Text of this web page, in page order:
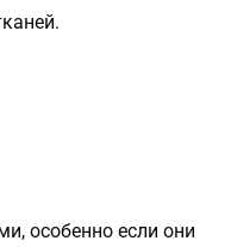
особенно если они